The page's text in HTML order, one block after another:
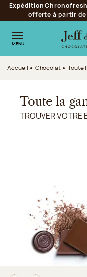
Aller à la navigation
Aller au contenu
Aller au pied de page
Expédition
offerte à partir de
MENU
Accueil Chocolat Toute
Toute la
TROUVER VOTRE